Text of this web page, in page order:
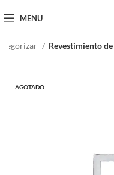
MENU
Revestimiento
AGOTADO